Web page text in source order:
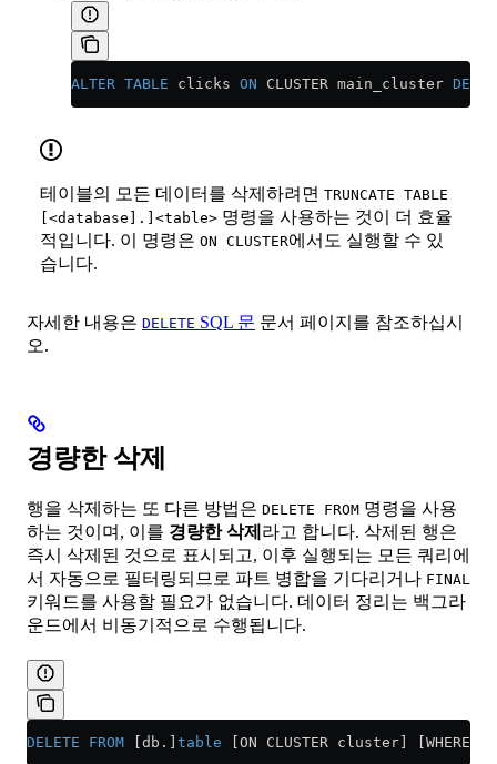
ALTER TABLE clicks ON CLUSTER main_cluster
테이블의 모든 데이터를 삭제하려면 TRUNCATE TABLE
[<database].]<table> 명령을 사용하는 것이 더 효율
적입니다. 이 명령은 ON CLUSTER에서도 실행할 수 있
습니다.
자세한 내용은 DELETE SQL 문 문서 페이지를 참조하십시
오.
경량한 삭제
행을 삭제하는 또 다른 방법은 DELETE FROM 명령을 사용
하는 것이며, 이를 경량한 삭제 라고 합니다. 삭제된 행은
즉시 삭제된 것으로 표시되고, 이후 실행되는 모든 쿼리에
서 자동으로 필터링되므로 파트 병합을 기다리거나 FINAL
키워드를 사용할 필요가 없습니다. 데이터 정리는 백그라
운드에서 비동기적으로 수행됩니다.
DELETE FROM [db.] table [ON CLUSTER cluster] [WHERE